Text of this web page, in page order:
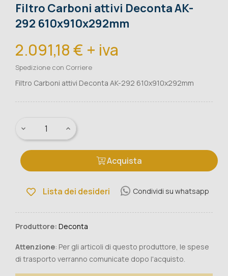
Filtro Carboni attivi Deconta AK-
292 610x910x292mm
2.091,18 € + iva
Spedizione con Corriere
Filtro Carboni attivi Deconta AK-292 610x910x292mm
Acquista
Lista dei desideri Condividi su whatsapp
Produttore: Deconta
Attenzione: Per gli articoli di questo produttore, le spese
di trasporto verranno comunicate dopo l'acquisto.